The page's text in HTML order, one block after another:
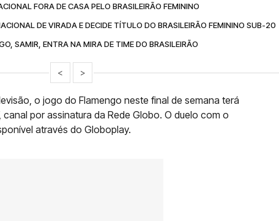
FORA DE CASA PELO BRASILEIRÃO FEMININO
DE VIRADA E DECIDE TÍTULO DO BRASILEIRÃO FEMININO SUB-20
SAMIR, ENTRA NA MIRA DE TIME DO BRASILEIRÃO
< >
o jogo do Flamengo neste final de semana terá
por assinatura da Rede Globo. O duelo com o
através do Globoplay.